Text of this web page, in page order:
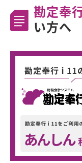
勘定奉
い方へ